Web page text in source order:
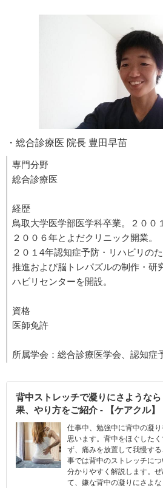
・総合診療医 院長 豊田早苗
専門分野
総合診療医
経歴
鳥取大学医学部医学科卒業。２００
２００６年とよだクリニック開業。
２０１4年認知症予防・リハビリの
推進および脳トレパズルの制作・研
ハビリセンターを開設。
資格
医師免許
所属学会：総合診療医学会、認知症
背中ストレッチで凝りにさような
果、やり方をご紹介 - 【ケアクル】
仕事中、勉強中に背中の凝
思います。背中をほぐした
ず、痛みを放置して我慢す
事では背中のストレッチに
分かりやすく解説します。
て、嫌な背中の凝りにさよな